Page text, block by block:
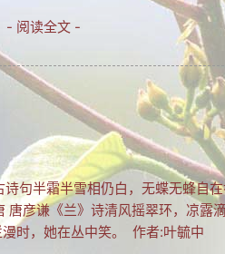
- 阅读全文 -
句半霜半雪相仍白，无蝶无蜂自
彦谦《兰》诗清风摇翠环，凉露
，她在丛中笑。 作者:叶毓中